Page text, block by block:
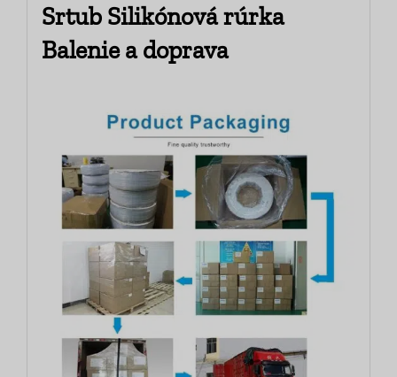
Srtub Silikónová rúrka
Balenie a doprava